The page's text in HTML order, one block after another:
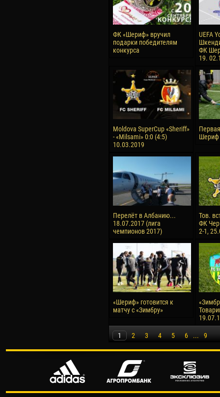
ФК «Шериф» вручил
подарки победителям
конкурса
UEFA
ФК
19.
Moldova SuperCup «Sheriff»
- «Milsami» 0:0 (4:5)
10.03.2019
Шериф
Перелёт в Албанию...
18.07.2017 (лига
чемпионов 2017)
Тов.
ФК
2-1,
«Шериф» готовится к
матчу с «Зимбру»
1 2 3 4 5 6 ... 9